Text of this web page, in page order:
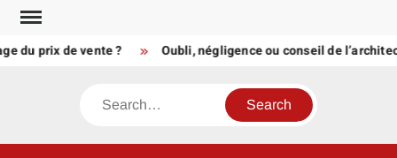
Skip
content
prix de vente ? Oubli, négligence ou conseil de l’architecte
Search